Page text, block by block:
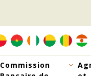
Commission